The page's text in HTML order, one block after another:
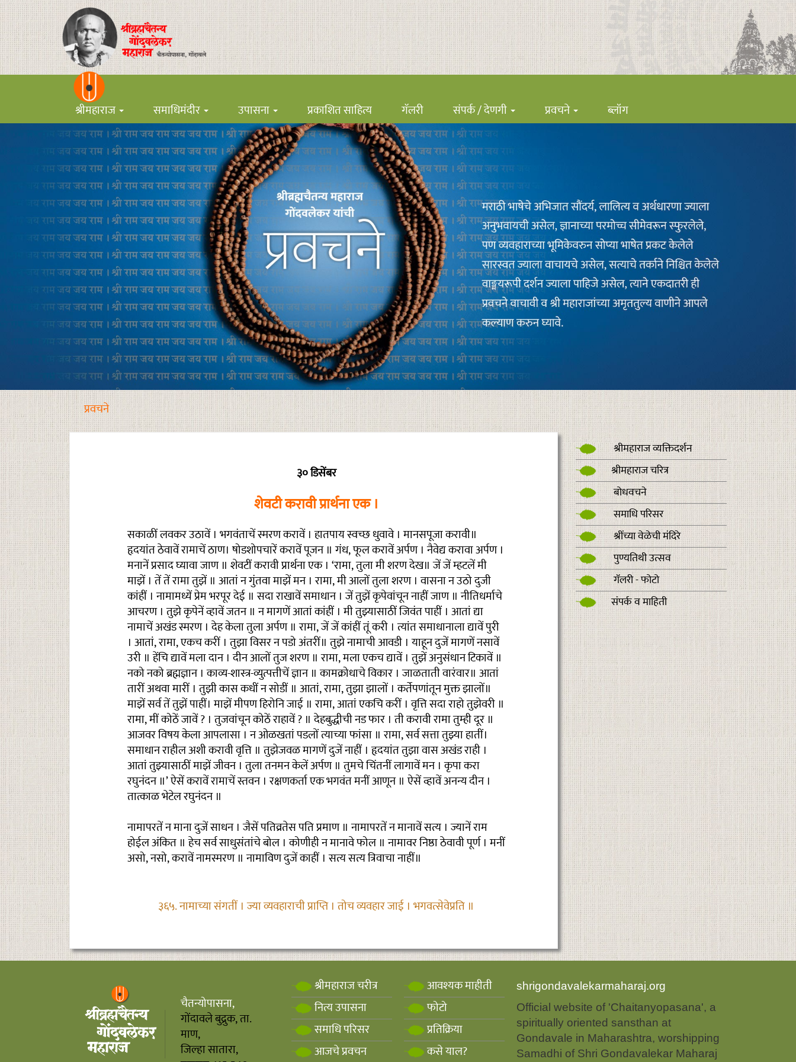
श्रीमहाराज समाधिमंदीर उपासना प्रकाशित साहित्य गॅलरी संपर्क / देणगी प्रवचने ब्लॉग
प्रवचने
३० डिसेंबर
शेवटी करावी प्रार्थना एक ।
सकाळीं लवकर उठावें । भगवंताचें स्मरण करावें । हातपाय स्वच्छ धुवावे । मानसपूजा करावी॥
हृदयांत ठेवावें रामाचें ठाण। षोडशोपचारें करावें पूजन ॥ गंध, फूल करावें अर्पण । नैवेद्य करावा अर्पण ।
मनानें प्रसाद घ्यावा जाण ॥ शेवटीं करावी प्रार्थना एक । ‘रामा, तुला मी शरण देख॥ जें जें म्हटलें मी
माझें । तें तें रामा तुझें ॥ आतां न गुंतवा माझें मन । रामा, मी आलों तुला शरण । वासना न उठो दुजी
कांहीं । नामामध्यें प्रेम भरपूर देई ॥ सदा राखावें समाधान । जें तुझें कृपेवांचून नाहीं जाण ॥ नीतिधर्माचे
आचरण । तुझे कृपेनें व्हावें जतन ॥ न मागणें आतां कांहीं । मी तुझ्यासाठीं जिवंत पाहीं । आतां द्या
नामाचें अखंड स्मरण । देह केला तुला अर्पण ॥ रामा, जें जें कांहीं तूं करी । त्यांत समाधानाला द्यावें पुरी
। आतां, रामा, एकच करीं । तुझा विसर न पडो अंतरीं॥ तुझे नामाची आवडी । याहून दुजें मागणें नसावें
उरी ॥ हेंचि द्यावें मला दान । दीन आलों तुज शरण ॥ रामा, मला एकच द्यावें । तुझें अनुसंधान टिकावें ॥
नको नको ब्रह्मज्ञान । काव्य-शास्त्र-व्युत्पत्तीचें ज्ञान ॥ कामक्रोधाचे विकार । जाळताती वारंवार॥ आतां
तारीं अथवा मारीं । तुझी कास कधीं न सोडीं ॥ आतां, रामा, तुझा झालों । कर्तेपणांतून मुक्त झालों॥
माझें सर्व तें तुझें पाहीं। माझें मीपण हिरोनि जाई ॥ रामा, आतां एकचि करीं । वृत्ति सदा राहो तुझेवरी ॥
रामा, मीं कोठें जावें ? । तुजवांचून कोठें राहावें ? ॥ देहबुद्धीची नड फार । ती करावी रामा तुम्ही दूर ॥
आजवर विषय केला आपलासा । न ओळखतां पडलों त्याच्या फांसा ॥ रामा, सर्व सत्ता तुझ्या हातीं।
समाधान राहील अशी करावी वृत्ति ॥ तुझेजवळ मागणें दुजें नाहीं । हृदयांत तुझा वास अखंड राही ।
आतां तुझ्यासाठीं माझें जीवन । तुला तनमन केलें अर्पण ॥ तुमचे चिंतनीं लागावें मन । कृपा करा
रघुनंदन ॥’ ऐसें करावें रामाचें स्तवन । रक्षणकर्ता एक भगवंत मनीं आणून ॥ ऐसें व्हावें अनन्य दीन ।
तात्काळ भेटेल रघुनंदन ॥
नामापरतें न माना दुजें साधन । जैसें पतिव्रतेस पति प्रमाण ॥ नामापरतें न मानावें सत्य । ज्यानें राम
होईल अंकित ॥ हेच सर्व साधुसंतांचे बोल । कोणीही न मानावे फोल ॥ नामावर निष्ठा ठेवावी पूर्ण । मनीं
असो, नसो, करावें नामस्मरण ॥ नामाविण दुजें काहीं । सत्य सत्य त्रिवाचा नाहीं॥
३६५. नामाच्या संगतीं । ज्या व्यवहाराची प्राप्ति । तोच व्यवहार जाई । भगवत्सेवेप्रति ॥
श्रीमहाराज व्यक्तिदर्शन
श्रीमहाराज चरित्र
बोधवचने
समाधि परिसर
श्रींच्या वेळेची मंदिरे
पुण्यतिथी उत्सव
गॅलरी - फोटो
संपर्क व माहिती
चैतन्योपासना,
गोंदावले बुद्रुक, ता.
माण,
जिल्हा सातारा,
श्रीमहाराज चरीत्र
नित्य उपासना
समाधि परिसर
आजचे प्रवचन
आवश्यक माहीती
फोटो
प्रतिक्रिया
कसे याल?
shrigondavalekarmaharaj.org
Official website of 'Chaitanyopasana', a
spiritually oriented sansthan at
Gondavale in Maharashtra, worshipping
Samadhi of Shri Gondavalekar Maharaj